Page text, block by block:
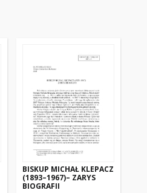
BISKUP MICHAŁ KLEPACZ
(1893–1967)– ZARYS
BIOGRAFII